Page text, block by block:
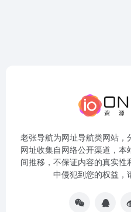
老张导航为网址导航类网站
网址收集自网络公开渠道，
间推移，不保证内容的真实
中侵犯到您的权益，